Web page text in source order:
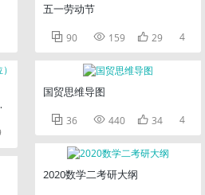
十四经＋经外奇穴
五一劳动节
 90  159  29 4
国贸思维导图
 36  440  34 4
2020数学二考研大纲